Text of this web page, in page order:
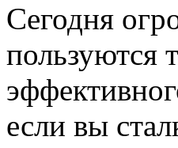
Сегодня
пользуются
если вы